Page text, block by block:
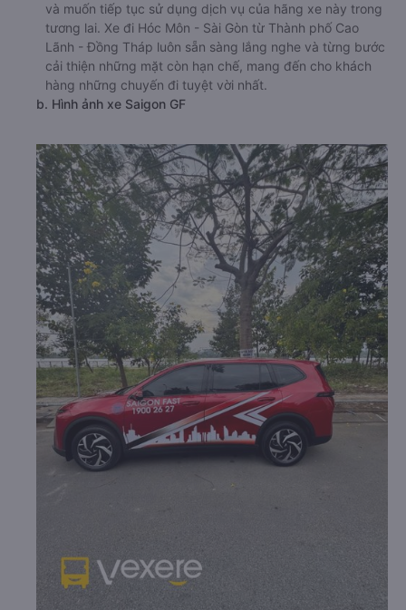
và muốn tiếp tục sử dụng dịch vụ của hãng xe này trong
tương lai. Xe đi Hóc Môn - Sài Gòn từ Thành phố Cao
Lãnh - Đồng Tháp luôn sẵn sàng lắng nghe và từng bước
cải thiện những mặt còn hạn chế, mang đến cho khách
hàng những chuyến đi tuyệt vời nhất.
b. Hình ảnh xe Saigon GF